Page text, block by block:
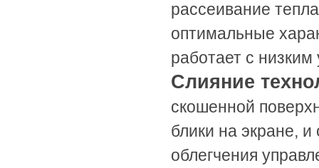
рассеивание
оптимальные
работает с
Слияние
скошенной
блики на экране,
облегчения